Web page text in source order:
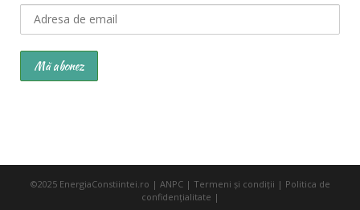
©2025 EnergiaConstiintei.ro | ANPC| Termeni şi condiţii | Politica de
confidenţialitate |